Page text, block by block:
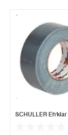
SCHULLER Eh'klar